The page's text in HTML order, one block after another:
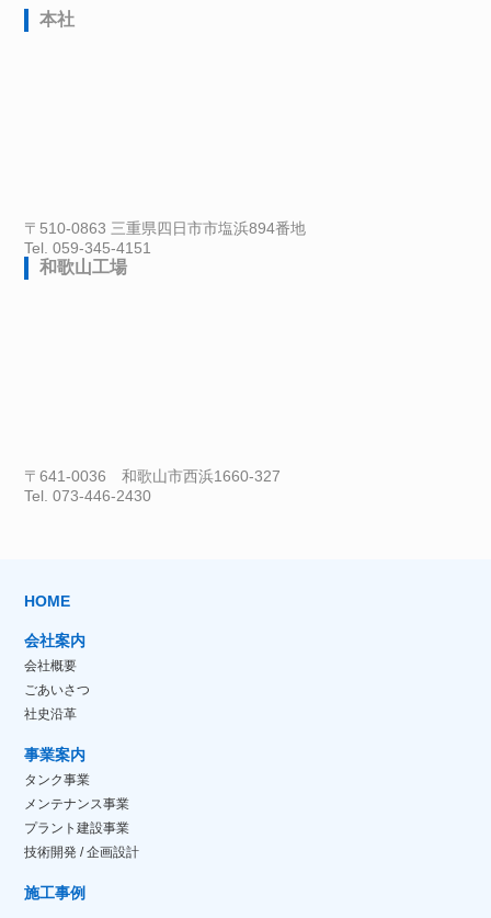
本社
〒510-0863 三重県四日市市塩浜894番地
Tel. 059-345-4151
和歌山工場
〒641-0036 和歌山市西浜1660-327
Tel. 073-446-2430
HOME
会社案内
会社概要
ごあいさつ
社史沿革
事業案内
タンク事業
メンテナンス事業
プラント建設事業
技術開発 / 企画設計
施工事例